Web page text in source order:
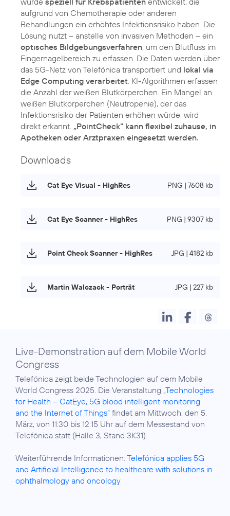
aufgrund von Chemotherapie oder anderen
Behandlungen ein erhöhtes Infektionsrisiko haben. Die
Lösung nutzt – anstelle von invasiven Methoden – ein
optisches Bildgebungsverfahren, um den Blutfluss im
Fingernagelbereich zu erfassen. Die Daten werden über
das 5G-Netz von Telefónica transportiert und lokal via
Edge Computing verarbeitet. KI-Algorithmen erfassen
die Anzahl der weißen Blutkörperchen. Ein Mangel an
weißen Blutkörperchen (Neutropenie), der das
Infektionsrisiko der Patienten erhöhen würde, wird
direkt erkannt. „PointCheck“ kann flexibel zuhause, in
Apotheken oder Arztpraxen eingesetzt werden.
Downloads
Cat Eye Visual - HighRes PNG | 7608 kb
Cat Eye Scanner - HighRes PNG | 9307 kb
Point Check Scanner - HighRes JPG | 4182 kb
Martin Walczack - Porträt JPG | 227 kb
Live-Demonstration auf dem Mobile World
Congress
Telefónica zeigt beide Technologien auf dem Mobile
World Congress 2025. Die Veranstaltung „Technologies
for Health – CatEye, 5G blood intelligent monitoring
and the Internet of Things“ findet am Mittwoch, den 5.
März, von 11:30 bis 12:15 Uhr auf dem Messestand von
Telefónica statt (Halle 3, Stand 3K31).
Weiterführende Informationen:Telefónica applies 5G
and Artificial Intelligence to healthcare with solutions in
ophthalmology and oncology